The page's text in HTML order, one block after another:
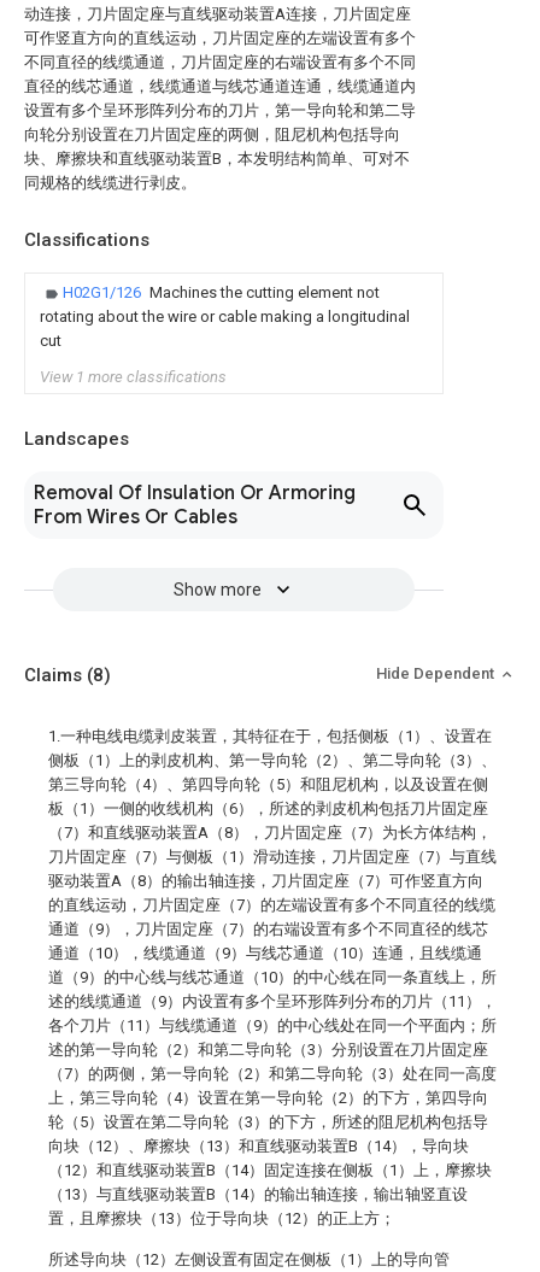
动连接，刀片固定座与直线驱动装置A连接，刀片固定座
可作竖直方向的直线运动，刀片固定座的左端设置有多个
不同直径的线缆通道，刀片固定座的右端设置有多个不同
直径的线芯通道，线缆通道与线芯通道连通，线缆通道内
设置有多个呈环形阵列分布的刀片，第一导向轮和第二导
向轮分别设置在刀片固定座的两侧，阻尼机构包括导向
块、摩擦块和直线驱动装置B，本发明结构简单、可对不
同规格的线缆进行剥皮。
Classifications
H02G1/126 Machines the cutting element not
rotating about the wire or cable making a longitudinal
cut
View 1 more classifications
Landscapes
Removal Of Insulation Or Armoring
From Wires Or Cables
Show more
Claims (8) Hide Dependent
1.一种电线电缆剥皮装置，其特征在于，包括侧板（1）、设置在
侧板（1）上的剥皮机构、第一导向轮（2）、第二导向轮（3）、
第三导向轮（4）、第四导向轮（5）和阻尼机构，以及设置在侧
板（1）一侧的收线机构（6），所述的剥皮机构包括刀片固定座
（7）和直线驱动装置A（8），刀片固定座（7）为长方体结构，
刀片固定座（7）与侧板（1）滑动连接，刀片固定座（7）与直线
驱动装置A（8）的输出轴连接，刀片固定座（7）可作竖直方向
的直线运动，刀片固定座（7）的左端设置有多个不同直径的线缆
通道（9），刀片固定座（7）的右端设置有多个不同直径的线芯
通道（10），线缆通道（9）与线芯通道（10）连通，且线缆通
道（9）的中心线与线芯通道（10）的中心线在同一条直线上，所
述的线缆通道（9）内设置有多个呈环形阵列分布的刀片（11），
各个刀片（11）与线缆通道（9）的中心线处在同一个平面内；所
述的第一导向轮（2）和第二导向轮（3）分别设置在刀片固定座
（7）的两侧，第一导向轮（2）和第二导向轮（3）处在同一高度
上，第三导向轮（4）设置在第一导向轮（2）的下方，第四导向
轮（5）设置在第二导向轮（3）的下方，所述的阻尼机构包括导
向块（12）、摩擦块（13）和直线驱动装置B（14），导向块
（12）和直线驱动装置B（14）固定连接在侧板（1）上，摩擦块
（13）与直线驱动装置B（14）的输出轴连接，输出轴竖直设
置，且摩擦块（13）位于导向块（12）的正上方；
所述导向块（12）左侧设置有固定在侧板（1）上的导向管